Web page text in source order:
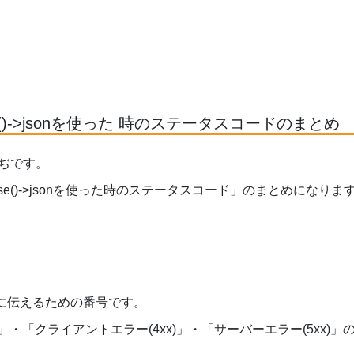
>jsonを使った 時のステータスコードのまとめ
です。
>jsonを使った時のステータスコード」のまとめになります
えるための番号です。
・「クライアントエラー(4xx)」・「サーバーエラー(5xx)」